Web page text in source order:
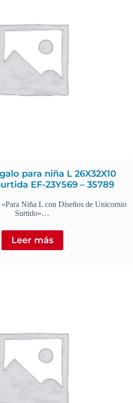
para niña L 26X32X10
EF-23Y569 – 35789
Niña L con Diseños de Unicornio
Surtido»…
Leer más